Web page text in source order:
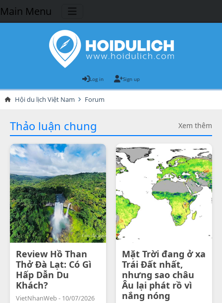
Main Menu
Log in Sign up
Hội du lịch Việt Nam Forum
Thảo luận chung Xem thêm
Review Hồ Than
Thở Đà Lạt: Có Gì
Hấp Dẫn Du
Khách?
VietNhanWeb - 10/07/2026
Mặt Trời đang ở xa
Trái Đất nhất,
nhưng sao châu
Âu lại phát rồ vì
nắng nóng